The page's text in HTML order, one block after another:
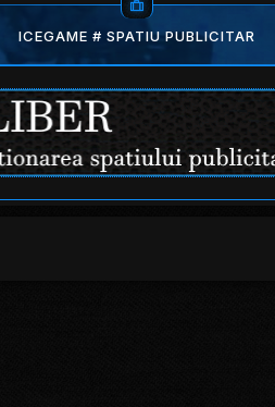
ICEGAME # SPATIU PUBLICITAR